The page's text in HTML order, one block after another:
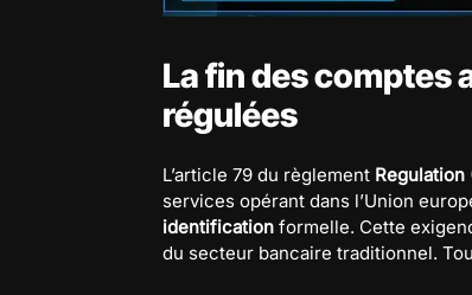
La fin des comptes
régulées
L’article 79 du règlement Regulation
services opérant dans l’Union
identification formelle. Cette
du secteur bancaire traditionnel.